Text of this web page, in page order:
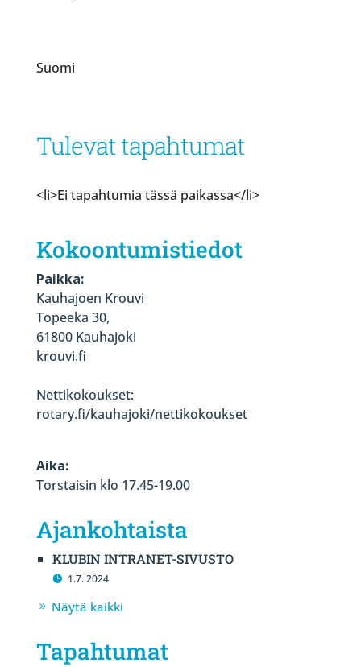
Suomi
Tulevat tapahtumat
<li>Ei tapahtumia tässä paikassa</li>
Kokoontumistiedot
Paikka:
Kauhajoen Krouvi
Topeeka 30,
61800 Kauhajoki
krouvi.fi
Nettikokoukset:
rotary.fi/kauhajoki/nettikokoukset
Aika:
Torstaisin klo 17.45-19.00
Ajankohtaista
KLUBIN INTRANET-SIVUSTO
1.7. 2024
Näytä kaikki
Tapahtumat